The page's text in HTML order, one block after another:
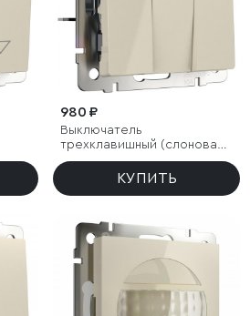
980 ₽
Выключатель
трехклавишный (слоновая
кость)
КУПИТЬ